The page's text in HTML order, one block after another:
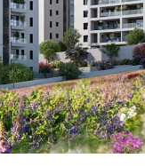
זכרון יעקב – KFIR VALLEY